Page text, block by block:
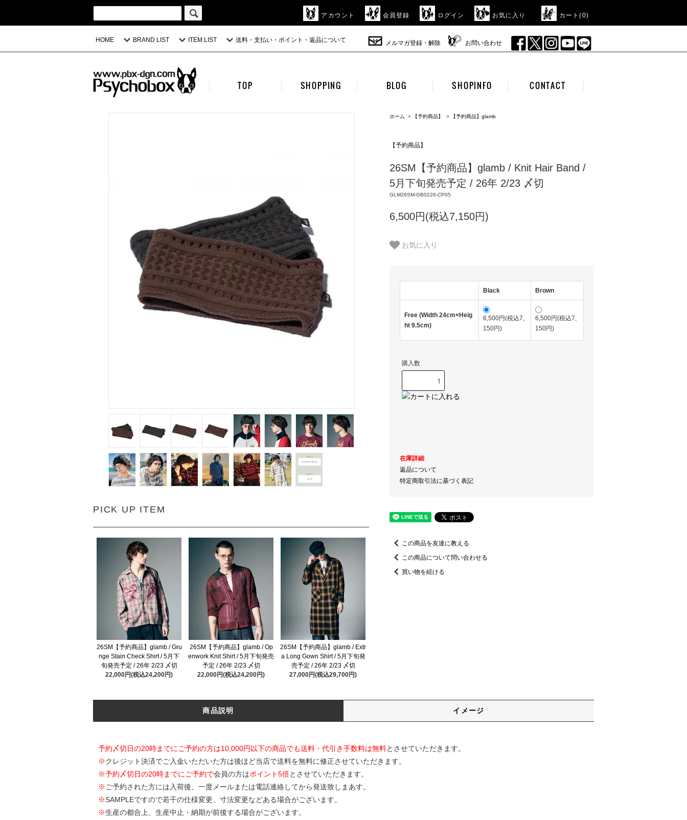
アカウント 会員登録 ログイン お気に入り カート(0)
HOME BRAND LIST ITEM LIST 送料・支払い・ポイント・返品について メルマガ登録・解除 お問い合わせ
TOP SHOPPING BLOG SHOPINFO CONTACT
PICK UP ITEM
26SM【予約商品】glamb / Gru
nge Stain Check Shirt / 5月下
旬発売予定 / 26年 2/23 〆切
22,000円(税込24,200円)
26SM【予約商品】glamb / Op
enwork Knit Shirt / 5月下旬発売
予定 / 26年 2/23 〆切
22,000円(税込24,200円)
26SM【予約商品】glamb / Extr
a Long Gown Shirt / 5月下旬発
売予定 / 26年 2/23 〆切
27,000円(税込29,700円)
ホーム > 【予約商品】 > 【予約商品】glamb
【予約商品】
26SM【予約商品】glamb / Knit Hair Band /
5月下旬発売予定 / 26年 2/23 〆切
GLM26SM-GB0226-CP05
6,500円(税込7,150円)
お気に入り
Black Brown
Free (Width 24cm×Heig
ht 9.5cm)
6,500円(税込7,
150円)
6,500円(税込7,
150円)
購入数
在庫詳細
返品について
特定商取引法に基づく表記
この商品を友達に教える
この商品について問い合わせる
買い物を続ける
商品説明 イメージ
予約〆切日の20時までにご予約の方は10,000円以下の商品でも送料・代引き手数料は無料とさせていただきます。
※クレジット決済でご入金いただいた方は後ほど当店で送料を無料に修正させていただきます。
※予約〆切日の20時までにご予約で会員の方はポイント5倍とさせていただきます。
※ ご予約された方には入荷後、一度メールまたは電話連絡してから発送致しまあす。
※SAMPLEですので若干の仕様変更、寸法変更などある場合がございます。
※生産の都合上、生産中止・納期が前後する場合がございます。